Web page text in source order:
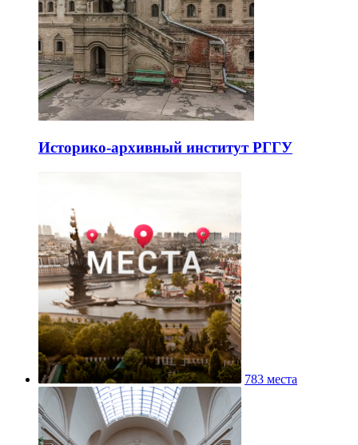
Историко-архивный институт РГГУ
783 места